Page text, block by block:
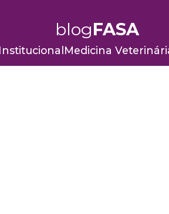
blogFASA
Medicina